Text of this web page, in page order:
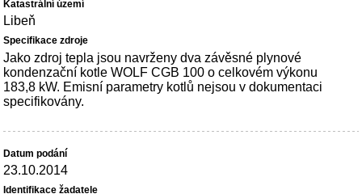
Libeň
Jako zdroj tepla jsou navrženy dva závěsné plynové
kondenzační kotle WOLF CGB 100 o celkovém výkonu
183,8 kW. Emisní parametry kotlů nejsou v dokumentaci
specifikovány.
23.10.2014